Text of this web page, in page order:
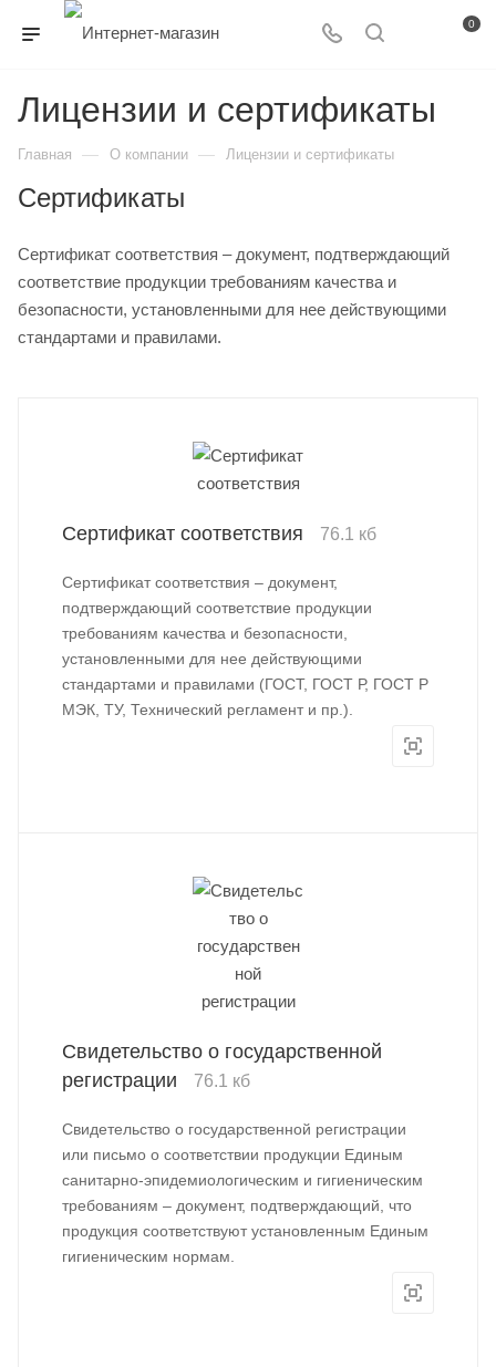
0
Лицензии и сертификаты
Главная — О компании — Лицензии и сертификаты
Сертификаты
Сертификат соответствия – документ, подтверждающий
соответствие продукции требованиям качества и
безопасности, установленными для нее действующими
стандартами и правилами.
Сертификат соответствия 76.1 кб
Сертификат соответствия – документ,
подтверждающий соответствие продукции
требованиям качества и безопасности,
установленными для нее действующими
стандартами и правилами (ГОСТ, ГОСТ Р, ГОСТ Р
МЭК, ТУ, Технический регламент и пр.).
Свидетельство о государственной
регистрации
76.1 кб
Свидетельство о государственной регистрации
или письмо о соответствии продукции Единым
санитарно-эпидемиологическим и гигиеническим
требованиям – документ, подтверждающий, что
продукция соответствуют установленным Единым
гигиеническим нормам.